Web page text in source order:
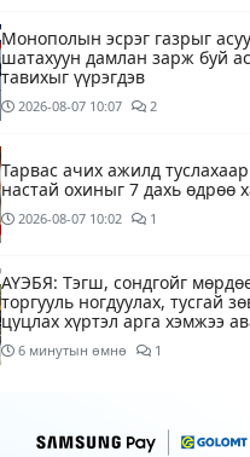
Монополын эсрэг газрыг
шатахуун дамлан зарж буй
тавихыг үүрэгдэв
2026-08-07 10:07 2
Тарвас ачих ажилд
настай охиныг 7 дахь өдрөө
2026-08-07 10:02 1
АҮЭБЯ: Тэгш, сондгойг
торгууль ногдуулах, тусгай
цуцлах хүртэл арга хэмжээ
6 минутын өмнө 1
компанийн удирдлагуудтай
ажиллагааг гүнзгийрүүлэх